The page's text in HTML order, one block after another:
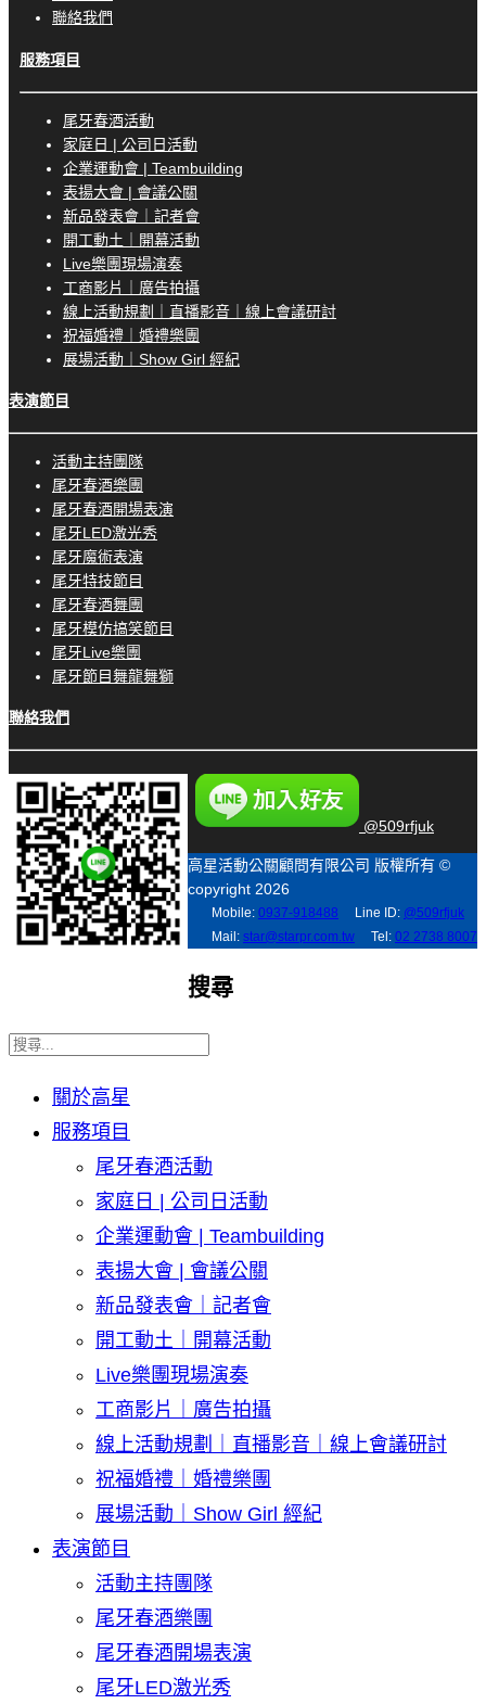
聯絡我們
服務項目
尾牙春酒活動
家庭日 | 公司日活動
企業運動會 | Teambuilding
表揚大會 | 會議公關
新品發表會｜記者會
開工動土｜開幕活動
Live樂團現場演奏
工商影片｜廣告拍攝
線上活動規劃｜直播影音｜線上會議研討
祝福婚禮｜婚禮樂團
展場活動｜Show Girl 經紀
表演節目
活動主持團隊
尾牙春酒樂團
尾牙春酒開場表演
尾牙LED激光秀
尾牙魔術表演
尾牙特技節目
尾牙春酒舞團
尾牙模仿搞笑節目
尾牙Live樂團
尾牙節目舞龍舞獅
聯絡我們
@509rfjuk
高星活動公關顧問有限公司 版權所有 ©
copyright 2026
Mobile: 0937-918488 Line ID: @509rfjuk
Mail: star@starpr.com.tw Tel: 02 2738 8007
搜尋
關於高星
服務項目
尾牙春酒活動
家庭日 | 公司日活動
企業運動會 | Teambuilding
表揚大會 | 會議公關
新品發表會｜記者會
開工動土｜開幕活動
Live樂團現場演奏
工商影片｜廣告拍攝
線上活動規劃｜直播影音｜線上會議研討
祝福婚禮｜婚禮樂團
展場活動｜Show Girl 經紀
表演節目
活動主持團隊
尾牙春酒樂團
尾牙春酒開場表演
尾牙LED激光秀